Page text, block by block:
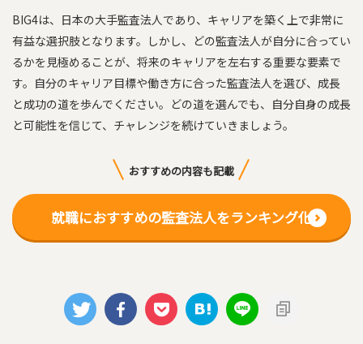
BIG4は、日本の大手監査法人であり、キャリアを築く上で非常に
有益な選択肢となります。しかし、どの監査法人が自分に合ってい
るかを見極めることが、将来のキャリアを左右する重要な要素で
す。自分のキャリア目標や働き方に合った監査法人を選び、成長
と成功の道を歩んでください。どの道を選んでも、自分自身の成長
と可能性を信じて、チャレンジを続けていきましょう。
おすすめの内容も記載
就職におすすめの監査法人をランキング化